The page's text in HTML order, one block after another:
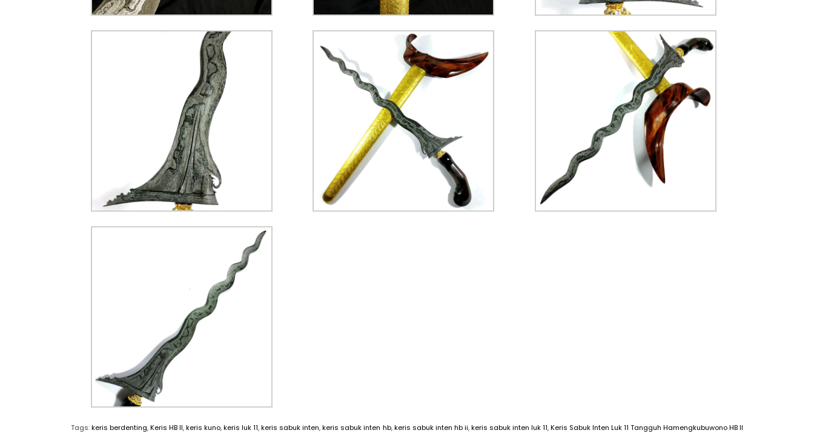
Tags:keris berdenting,Keris HB II,keris kuno,keris luk 11,keris sabuk inten,keris sabuk inten hb,keris sabuk inten hb ii,keris sabuk inten luk 11,Keris Sabuk Inten Luk 11 Tangguh Hamengkubuwono HB II